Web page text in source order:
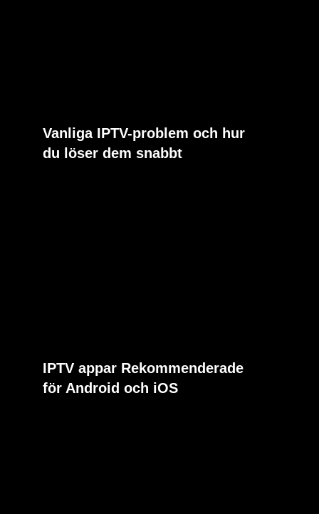
Vanliga IPTV-problem och hur
du löser dem snabbt
IPTV appar Rekommenderade
för Android och iOS